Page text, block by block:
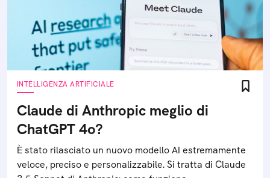
INTELLIGENZA ARTIFICIALE
Claude di Anthropic meglio di
ChatGPT 4o?
È stato rilasciato un nuovo modello AI estremamente
veloce, preciso e personalizzabile. Si tratta di Claude